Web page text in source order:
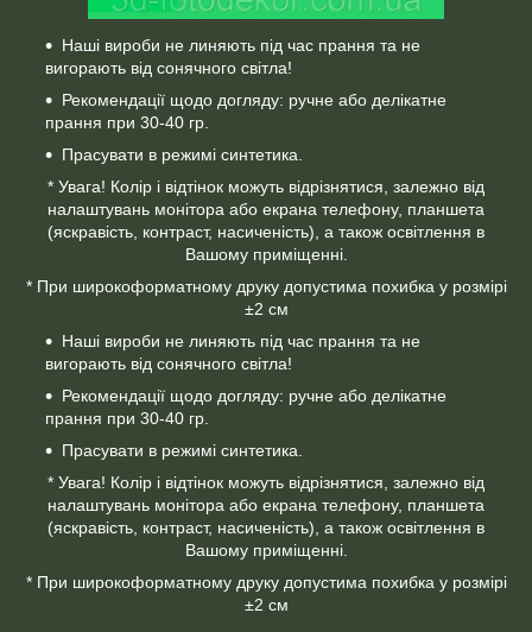
Наші вироби не линяють під час прання та не
вигорають від сонячного світла!
Рекомендації щодо догляду: ручне або делікатне
прання при 30-40 гр.
Прасувати в режимі синтетика.
* Увага! Колір і відтінок можуть відрізнятися, залежно від
налаштувань монітора або екрана телефону, планшета
(яскравість, контраст, насиченість), а також освітлення в
Вашому приміщенні.
* При широкоформатному друку допустима похибка у розмірі
±2 см
Наші вироби не линяють під час прання та не
вигорають від сонячного світла!
Рекомендації щодо догляду: ручне або делікатне
прання при 30-40 гр.
Прасувати в режимі синтетика.
* Увага! Колір і відтінок можуть відрізнятися, залежно від
налаштувань монітора або екрана телефону, планшета
(яскравість, контраст, насиченість), а також освітлення в
Вашому приміщенні.
* При широкоформатному друку допустима похибка у розмірі
±2 см